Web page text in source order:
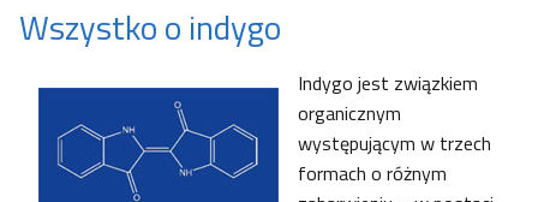
Wszystko o indygo
Indygo jest związkiem
organicznym
występującym w trzech
formach o różnym